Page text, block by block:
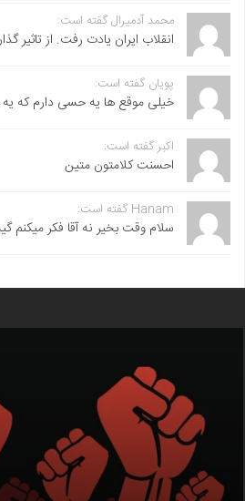
محمد آدمیرال گفته است:
انقلاب ایران یادت رفت. از تاثیر
پویان گفته است:
خیلی موقع ها یه حسی دارم که یه
اکبر گفته است:
احسنت ‌کلامتون متین
Hanam گفته است:
سلام وقت بخیر نه آقا فکر میکنم